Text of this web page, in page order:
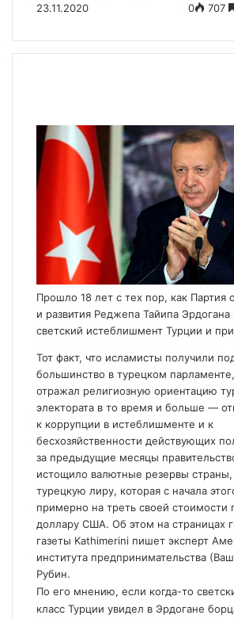
23.11.2020 0 707
Прошло 18 лет с тех пор, как Партия
и развития Реджепа Тайипа
светский истеблишмент Турции и
Тот факт, что исламисты получили
большинство в турецком
отражал религиозную ориентацию
электората в то время и больше —
к коррупции в истеблишменте и к
бесхозяйственности действующих
за предыдущие месяцы
истощило валютные резервы страны,
турецкую лиру, которая с начала
примерно на треть своей
доллару США. Об этом на страницах
газеты Kathimerini пишет эксперт
института предпринимательства
Рубин.
По его мнению, если когда-то
класс Турции увидел в Эрдогане